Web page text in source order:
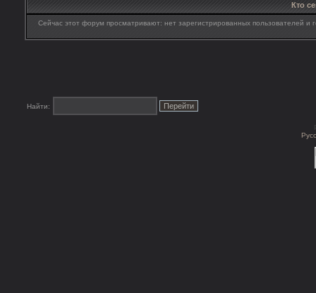
Кто
Сейчас этот форум просматривают: нет зарегистрированных пользователей и
Найти: